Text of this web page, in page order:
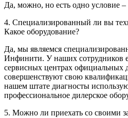
Да, можно, но есть одно условие –
4. Специализированный ли вы
Какое оборудование?
Да, мы являемся
Инфинити. У наших сотрудников
сервисных центрах официальных
совершенствуют свою
нашем штате диагносты
профессиональное дилерское
5. Можно ли приехать со своими